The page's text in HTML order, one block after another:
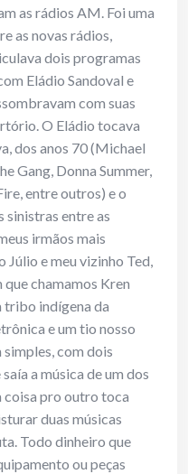
as rádios AM. Foi uma
as novas rádios,
dois programas
Eládio Sandoval e
com suas
O Eládio tocava
dos anos 70 (Michael
Gang, Donna Summer,
entre outros) e o
sinistras entre as
irmãos mais
Júlio e meu vizinho Ted,
chamamos Kren
tribo indígena da
e um tio nosso
com dois
a música de um dos
coisa pro outro toca
duas músicas
Todo dinheiro que
ou peças